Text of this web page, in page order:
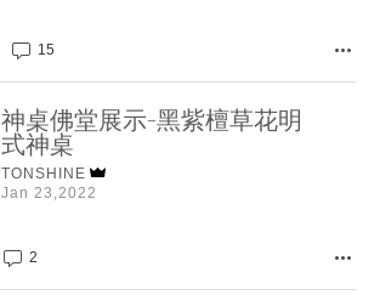
15
神桌佛堂展示-黑紫檀草花明
式神桌
TONSHINE
Jan 23,2022
2